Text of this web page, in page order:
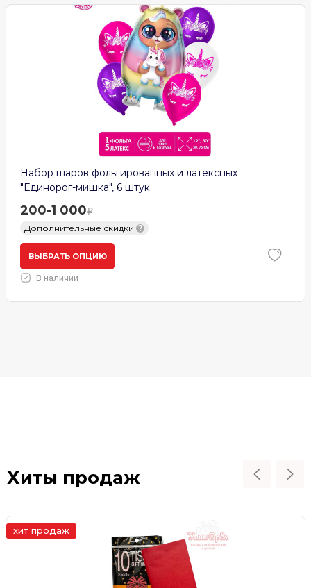
Набор шаров фольгированных и латексных
"Единорог-мишка", 6 штук
200-1 000
Дополнительные скидки ?
ВЫБРАТЬ ОПЦИЮ
В наличии
Хиты продаж
хит продаж